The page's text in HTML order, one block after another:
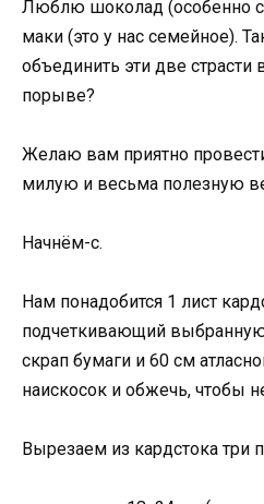
Люблю шоколад (особенно
маки (это у нас семейное).
объединить эти две
порыве?
Желаю вам приятно
милую и весьма полезную
Начнём-с.
Нам понадобится 1 лист
подчеткивающий
скрап бумаги и 60 см
наискосок и обжечь, чтобы
Вырезаем из кардстока три